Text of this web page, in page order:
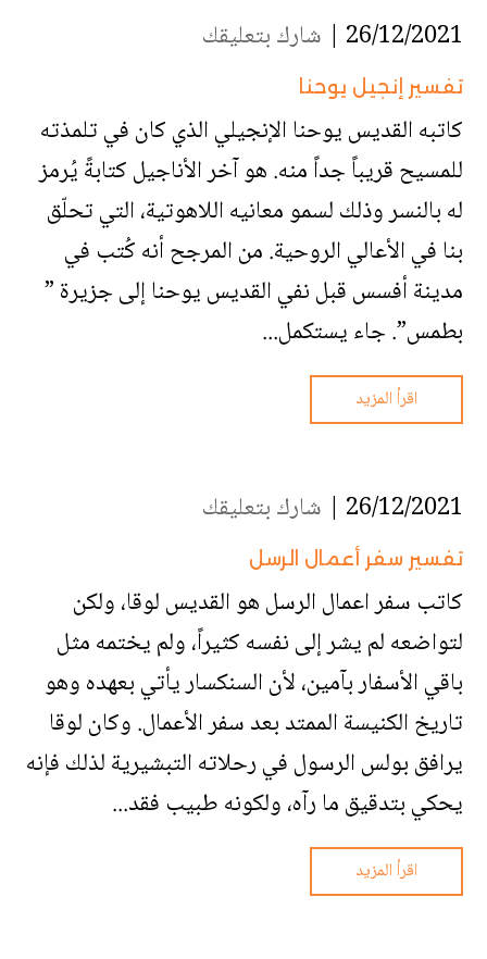
26/12/2021 | شارك بتعليقك
تفسير إنجيل يوحنا
كاتبه القديس يوحنا الإنجيلي الذي كان في تلمذته
للمسيح قريباً جداً منه. هو آخر الأناجيل كتابةً يُرمز
له بالنسر وذلك لسمو معانيه اللاهوتية، التي تحلّق
بنا في الأعالي الروحية. من المرجح أنه كُتب في
مدينة أفسس قبل نفي القديس يوحنا إلى جزيرة ”
بطمس”. جاء يستكمل...
اقرأ المزيد
26/12/2021 | شارك بتعليقك
تفسير سفر أعمال الرسل
كاتب سفر اعمال الرسل هو القديس لوقا، ولكن
لتواضعه لم يشر إلى نفسه كثيراً، ولم يختمه مثل
باقي الأسفار بآمين، لأن السنكسار يأتي بعهده وهو
تاريخ الكنيسة الممتد بعد سفر الأعمال. وكان لوقا
يرافق بولس الرسول في رحلاته التبشيرية لذلك فإنه
يحكي بتدقيق ما رآه، ولكونه طبيب فقد...
اقرأ المزيد